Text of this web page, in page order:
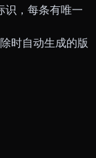
识，每条有唯一
时自动生成的版